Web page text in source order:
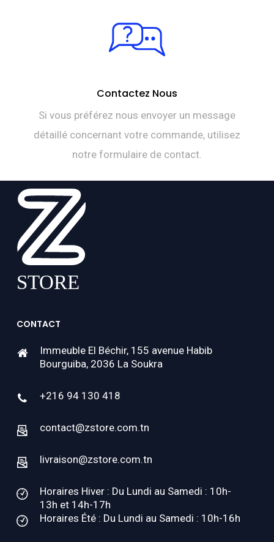
Contactez Nous
Si vous préférez nous envoyer un message
détaillé concernant votre commande, utilisez
notre formulaire de contact.
CONTACT
Immeuble El Béchir, 155 avenue Habib
Bourguiba, 2036 La Soukra
+216 94 130 418
contact@zstore.com.tn
livraison@zstore.com.tn
Horaires Hiver : Du Lundi au Samedi : 10h-
13h et 14h-17h
Horaires Été : Du Lundi au Samedi : 10h-16h